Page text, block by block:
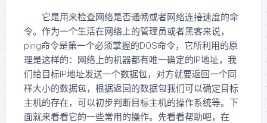
它是用来检查网络是否通畅或者网络连接速度的命
令。作为一个生活在网络上的管理员或者黑客来说，
ping命令是第一个必须掌握的DOS命令，它所利用的原
理是这样的：网络上的机器都有唯一确定的IP地址，我
们给目标IP地址发送一个数据包，对方就要返回一个同
样大小的数据包，根据返回的数据包我们可以确定目标
主机的存在，可以初步判断目标主机的操作系统等。下
面就来看看它的一些常用的操作。先看看帮助吧，在